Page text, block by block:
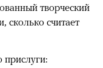
творческий
сколько считает
прислуги: